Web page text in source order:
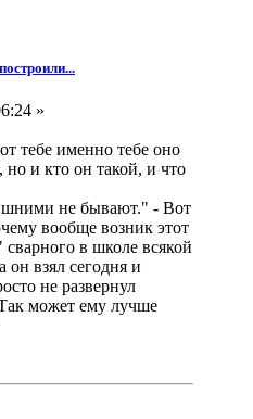
»
тебе именно тебе оно
но и кто он такой, и что
не бывают." - Вот
вообще возник этот
в школе всякой
он взял сегодня и
не развернул
может ему лучше